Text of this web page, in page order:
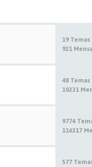
19 Temas
921
48 Temas
10231
9774
116317
577